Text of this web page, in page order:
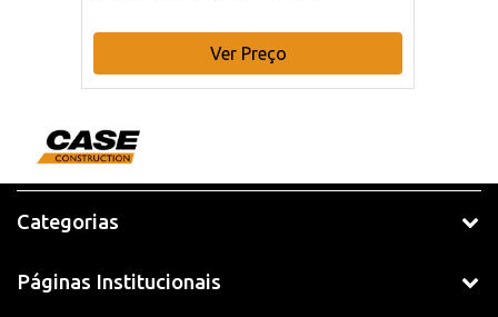
Ver Preço
Categorias
Páginas Institucionais